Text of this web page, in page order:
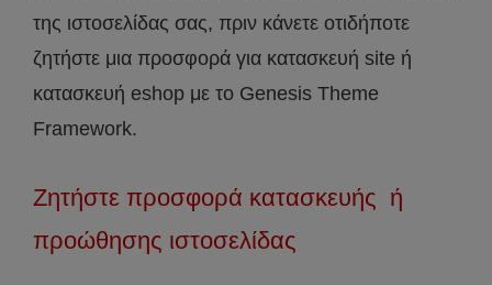
της ιστοσελίδας σας, πριν κάνετε οτιδήποτε
ζητήστε μια προσφορά για κατασκευή site ή
κατασκευή eshop με το Genesis Theme
Framework.
Ζητήστε προσφορά κατασκευής ή
προώθησης ιστοσελίδας